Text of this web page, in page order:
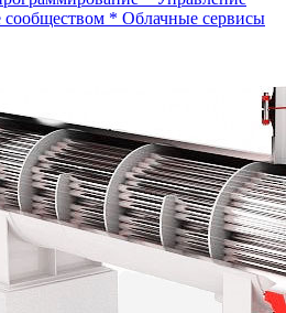
сообществом * Облачные сервисы